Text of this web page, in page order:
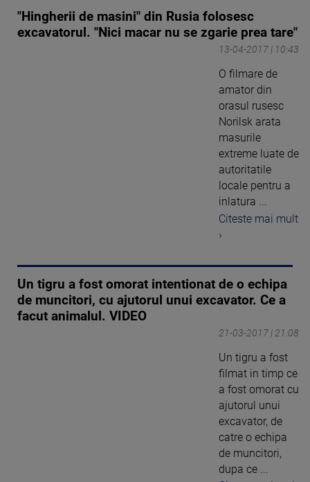
"Hingherii de masini" din Rusia folosesc
excavatorul. "Nici macar nu se zgarie prea tare"
13-04-2017 | 10:43
O filmare de
amator din
orasul rusesc
Norilsk arata
masurile
extreme luate de
autoritatile
locale pentru a
inlatura ...
Citeste mai mult
›
Un tigru a fost omorat intentionat de o echipa
de muncitori, cu ajutorul unui excavator. Ce a
facut animalul. VIDEO
21-03-2017 | 21:08
Un tigru a fost
filmat in timp ce
a fost omorat cu
ajutorul unui
excavator, de
catre o echipa
de muncitori,
dupa ce ...